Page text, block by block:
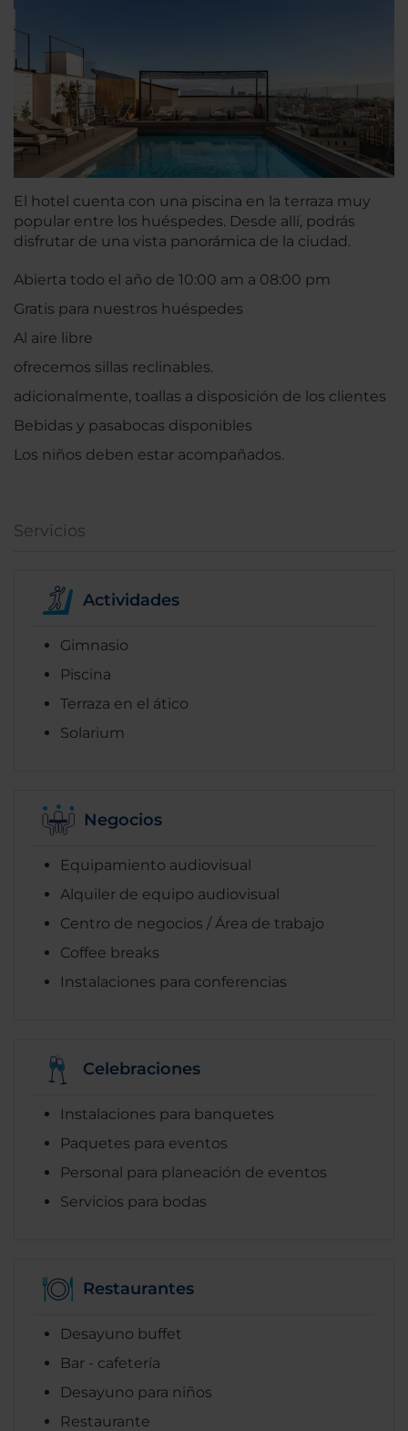
El hotel cuenta con una piscina en la terraza muy
popular entre los huéspedes. Desde allí, podrás
disfrutar de una vista panorámica de la ciudad.
Abierta todo el año de 10:00 am a 08:00 pm
Gratis para nuestros huéspedes
Al aire libre
ofrecemos sillas reclinables.
adicionalmente, toallas a disposición de los clientes
Bebidas y pasabocas disponibles
Los niños deben estar acompañados.
Servicios
Actividades
Gimnasio
Piscina
Terraza en el ático
Solarium
Negocios
Equipamiento audiovisual
Alquiler de equipo audiovisual
Centro de negocios / Área de trabajo
Coffee breaks
Instalaciones para conferencias
Celebraciones
Instalaciones para banquetes
Paquetes para eventos
Personal para planeación de eventos
Servicios para bodas
Restaurantes
Desayuno buffet
Bar - cafetería
Desayuno para niños
Restaurante